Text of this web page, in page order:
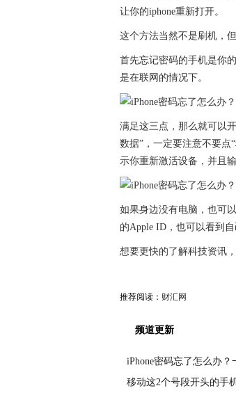
让你的iphone重新打开。
这个方法当然不是刷机，
首先忘记密码的手机是你
是在联网的情况下。
满足这三点，那么就可以
数据”，一定要注意不要点
示你重新激活设备，并且
如果身边没有电脑，也可
的Apple ID，也可以看到
想要更快的了解科技资讯
推荐阅读： 财汇网
频道更新
iPhone密码忘了怎么办？
移动这2个号段开头的手